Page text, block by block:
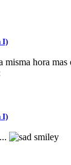
I)
misma hora
I)